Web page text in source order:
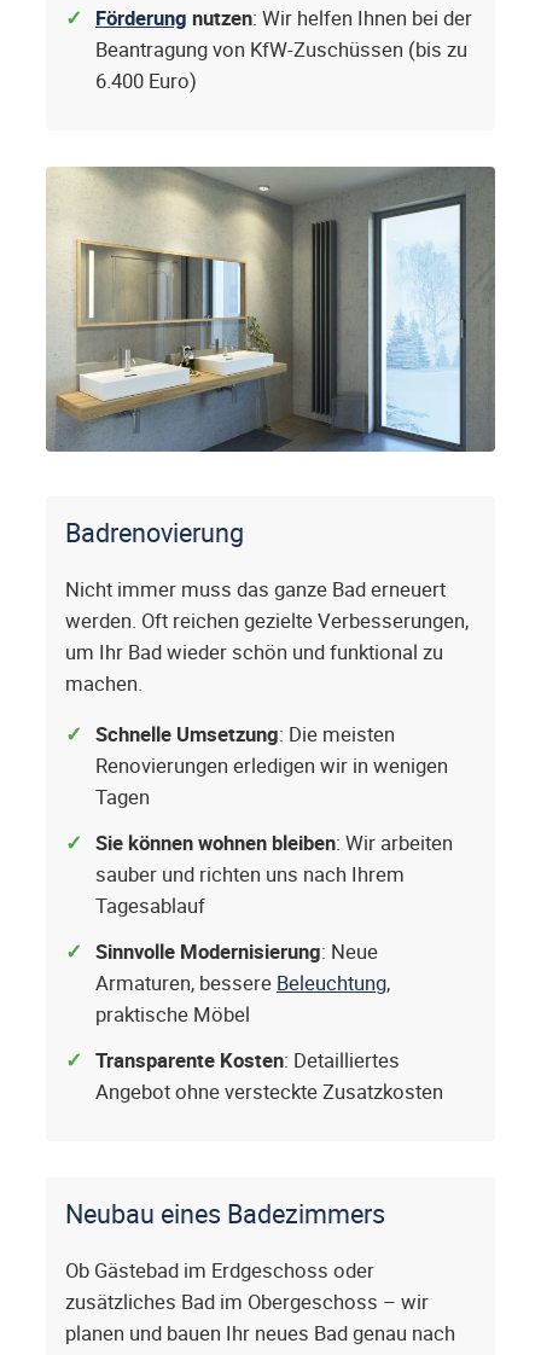
Förderung nutzen: Wir helfen Ihnen bei der
Beantragung von KfW-Zuschüssen (bis zu
6.400 Euro)
Badrenovierung
Nicht immer muss das ganze Bad erneuert
werden. Oft reichen gezielte Verbesserungen,
um Ihr Bad wieder schön und funktional zu
machen.
Schnelle Umsetzung: Die meisten
Renovierungen erledigen wir in wenigen
Tagen
Sie können wohnen bleiben: Wir arbeiten
sauber und richten uns nach Ihrem
Tagesablauf
Sinnvolle Modernisierung: Neue
Armaturen, bessere Beleuchtung,
praktische Möbel
Transparente Kosten: Detailliertes
Angebot ohne versteckte Zusatzkosten
Neubau eines Badezimmers
Ob Gästebad im Erdgeschoss oder
zusätzliches Bad im Obergeschoss – wir
planen und bauen Ihr neues Bad genau nach